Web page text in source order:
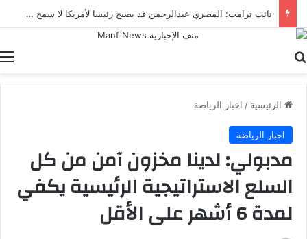
نائب ترامب: المصري عبدالرحمن قد يصبح رئيسا لأمريكا لا سمح الله
الرئيسية / اخبار الرياضة
اخبار الرياضة
مدبولي: لدينا مخزون آمن من كل
السلع الاستراتيجية الرئيسية يكفي
لمدة 6 أشهر على الأقل